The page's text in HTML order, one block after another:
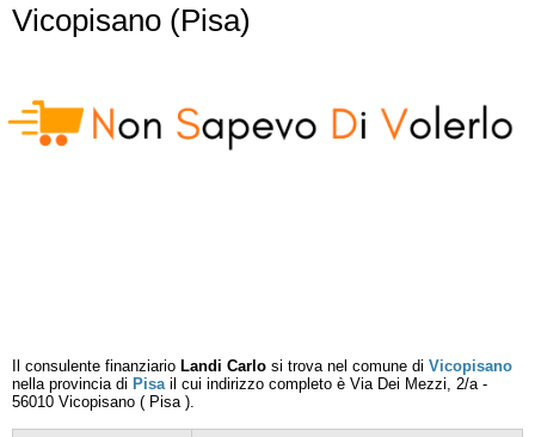
Vicopisano (Pisa)
Il consulente finanziario Landi Carlo si trova nel comune di Vicopisano
nella provincia di Pisail cui indirizzo completo è Via Dei Mezzi, 2/a-
56010 Vicopisano ( Pisa).